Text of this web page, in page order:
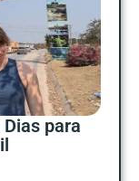
para